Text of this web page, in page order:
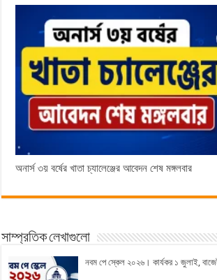
অনার্স ৩য় বর্ষের খাতা চ্যালেঞ্জের আবেদন শেষ মঙ্গলবার
সাম্প্রতিক লেখাগুলো
নবম পে স্কেল ২০২৬। কার্যকর ১ জুলাই,